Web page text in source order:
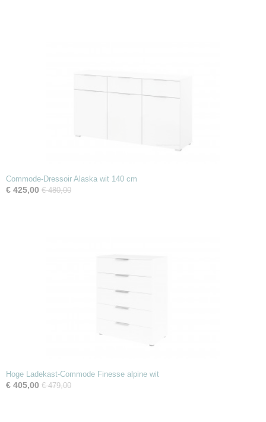
Commode-Dressoir Alaska wit 140 cm
€ 425,00 € 480,00
Hoge Ladekast-Commode Finesse alpine wit
€ 405,00 € 479,00